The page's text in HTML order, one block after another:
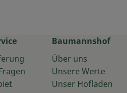
Baumannshof
Über uns
Unsere Werte
Unser Hofladen